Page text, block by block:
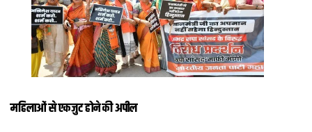
महिलाओं से एकजुट होने की अपील